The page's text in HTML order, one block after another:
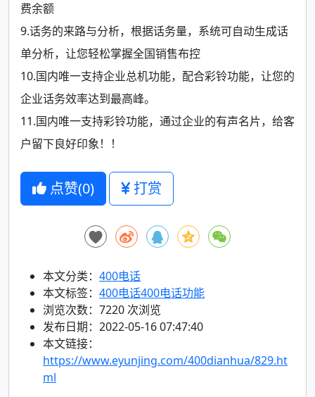
费余额
9.话务的来路与分析，根据话务量，系统可自动生成话
单分析，让您轻松掌握全国销售布控
10.国内唯一支持企业总机功能，配合彩铃功能，让您的
企业话务效率达到最高峰。
11.国内唯一支持彩铃功能，通过企业的有声名片，给客
户留下良好印象！！
点赞(0) 打赏
本文分类： 400电话
本文标签： 400电话400电话功能
浏览次数： 7220 次浏览
发布日期：2022-05-16 07:47:40
本文链接：
https://www.eyunjing.com/400dianhua/829.ht
ml